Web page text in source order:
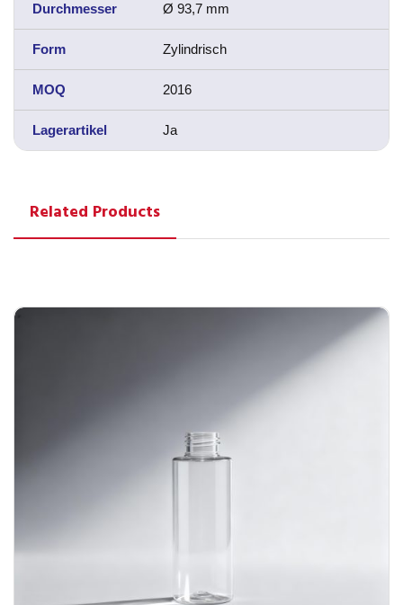
Durchmesser Ø 93,7 mm
Form Zylindrisch
MOQ 2016
Lagerartikel Ja
Related Products